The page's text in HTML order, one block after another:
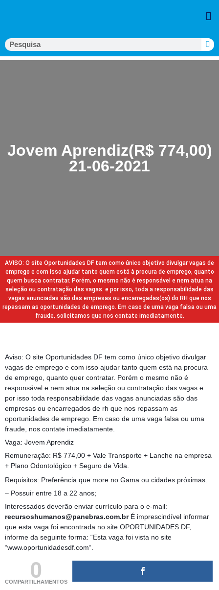
Jovem Aprendiz(R$ 774,00)
21-06-2021
AVISO: O site Oportunidades DF tem como único objetivo divulgar vagas de
emprego e com isso ajudar tanto quem está à procura de emprego, quanto
quem busca contratar. Porém, o mesmo não é responsável e nem atua na
seleção ou contratação das vagas. e por isso, toda a responsabilidade das
vagas anunciadas são das empresas ou encarregadas(os) do RH que nos
repassam as oportunidades de emprego. Em caso de uma vaga falsa ou uma
fraude, solicitamos que nos contate imediatamente.
Aviso: O site Oportunidades DF tem como único objetivo divulgar
vagas de emprego e com isso ajudar tanto quem está na procura
de emprego, quanto quer contratar. Porém o mesmo não é
responsável e nem atua na seleção ou contratação das vagas e
por isso toda responsabilidade das vagas anunciadas são das
empresas ou encarregados de rh que nos repassam as
oportunidades de emprego. Em caso de uma vaga falsa ou uma
fraude, nos contate imediatamente.
Vaga: Jovem Aprendiz
Remuneração: R$ 774,00 + Vale Transporte + Lanche na empresa
+ Plano Odontológico + Seguro de Vida.
Requisitos: Preferência que more no Gama ou cidades próximas.
– Possuir entre 18 a 22 anos;
Interessados deverão enviar currículo para o e-mail:
recursoshumanos@panebras.com.brÉ imprescindível informar
que esta vaga foi encontrada no site OPORTUNIDADES DF,
informe da seguinte forma: “Esta vaga foi vista no site
“www.oportunidadesdf.com“.
0
COMPARTILHAMENTOS